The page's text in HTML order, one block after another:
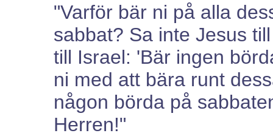
"Varför bär ni på alla
sabbat? Sa inte Jesus
till Israel: 'Bär ingen
ni med att bära runt
någon börda på
Herren!"